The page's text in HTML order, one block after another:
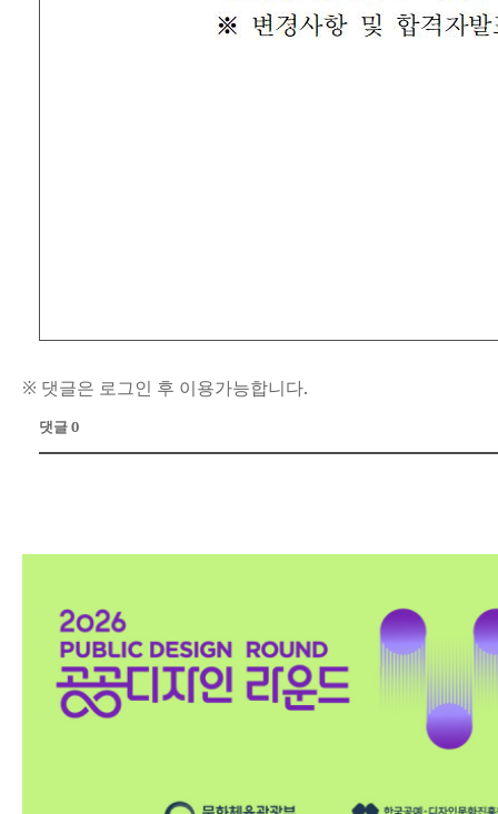
※ 댓글은 로그인 후 이용가능합니다.
댓글 0